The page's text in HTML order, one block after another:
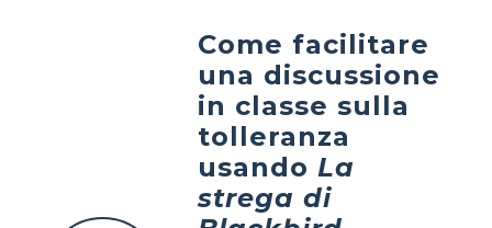
Come facilitare
una discussione
in classe sulla
tolleranza
usando La
strega di